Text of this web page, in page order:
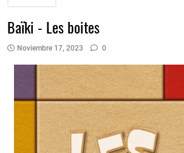
Baïki - Les boites
Noviembre 17, 2023 0